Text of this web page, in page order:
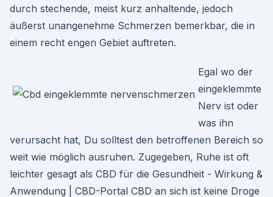
durch stechende, meist kurz anhaltende, jedoch
äußerst unangenehme Schmerzen bemerkbar, die in
einem recht engen Gebiet auftreten.
Egal wo der
eingeklemmte
Nerv ist oder
was ihn
verursacht hat, Du solltest den betroffenen Bereich so
weit wie möglich ausruhen. Zugegeben, Ruhe ist oft
leichter gesagt als CBD für die Gesundheit - Wirkung &
Anwendung | CBD-Portal CBD an sich ist keine Droge